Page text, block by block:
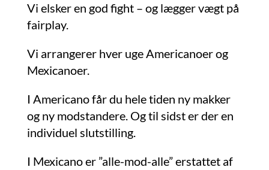
Vi elsker en god fight – og lægger vægt på
fairplay.
Vi arrangerer hver uge Americanoer og
Mexicanoer.
I Americano får du hele tiden ny makker
og ny modstandere. Og til sidst er der en
individuel slutstilling.
I Mexicano er ”alle-mod-alle” erstattet af